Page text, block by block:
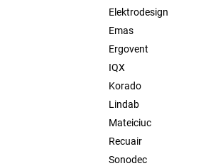
Elektrodesign
Emas
Ergovent
IQX
Korado
Lindab
Mateiciuc
Recuair
Sonodec